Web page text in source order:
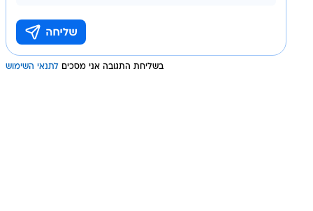
בשליחת התגובה אני מסכים לתנאי השימוש